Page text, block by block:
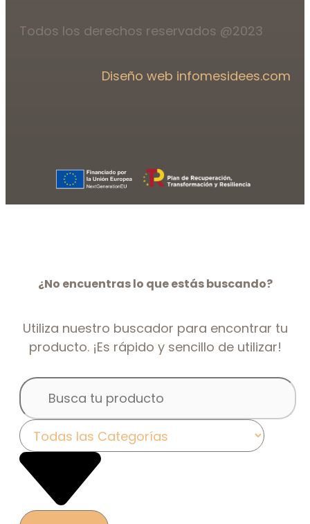
Todos los derechos reservados @2023
Diseño web infomesidees.com
¿No encuentras lo que estás buscando?
Utiliza nuestro buscador para encontrar tu
producto. ¡Es rápido y sencillo de utilizar!